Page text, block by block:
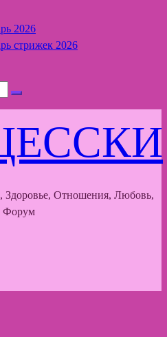
2026
стрижек 2026
Отношения, Любовь,
Форум